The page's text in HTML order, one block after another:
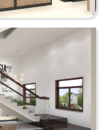
đạo mở ra không gian
sâu